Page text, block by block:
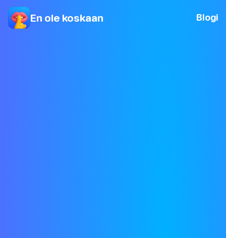
En ole koskaan Blogi